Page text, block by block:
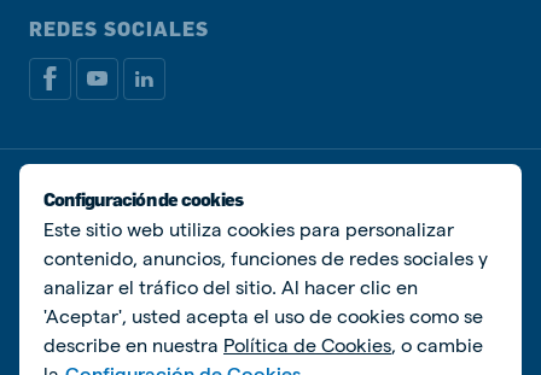
REDES SOCIALES
Política de privacidadPolítica de Cookies
Administrar Cookies
© De Heus Animal Nutrition
Configuración de cookies
Este sitio web utiliza cookies para personalizar
contenido, anuncios, funciones de redes sociales y
analizar el tráfico del sitio. Al hacer clic en
'Aceptar', usted acepta el uso de cookies como se
describe en nuestra Política de Cookies, o cambie